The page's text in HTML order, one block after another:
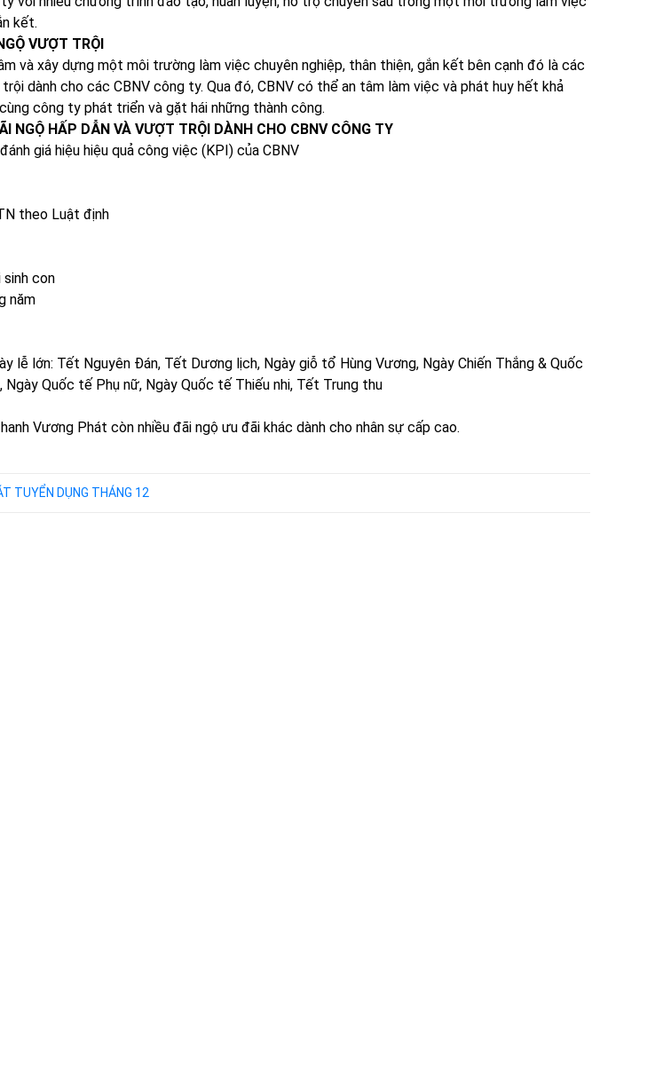
kết.
VƯỢT TRỘI
và xây dựng một môi trường làm việc chuyên nghiệp, thân thiện, gắn kết bên cạnh đó là các
dành cho các CBNV công ty. Qua đó, CBNV có thể an tâm làm việc và phát huy hết khả
công ty phát triển và gặt hái những thành công.
NGỘ HẤP DẪN VÀ VƯỢT TRỘI DÀNH CHO CBNV CÔNG TY
giá hiệu hiệu quả công việc (KPI) của CBNV
theo Luật định
sinh con
năm
lễ lớn: Tết Nguyên Đán, Tết Dương lịch, Ngày giỗ tổ Hùng Vương, Ngày Chiến Thắng & Quốc
Ngày Quốc tế Phụ nữ, Ngày Quốc tế Thiếu nhi, Tết Trung thu
Vương Phát còn nhiều đãi ngộ ưu đãi khác dành cho nhân sự cấp cao.
TUYỂN DỤNG THÁNG 12